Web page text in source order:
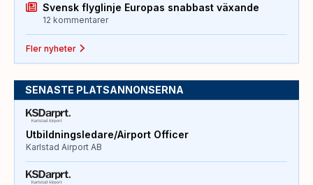
Svensk flyglinje Europas snabbast växande
12 kommentarer
Fler nyheter
SENASTE PLATSANNONSERNA
Utbildningsledare/Airport Officer
Karlstad Airport AB